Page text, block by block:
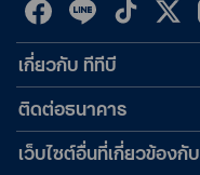
เกี่ยวกับ ทีทีบี
ติดต่อธนาคาร
เว็บไซต์อื่นที่เกี่ยวข้องกั